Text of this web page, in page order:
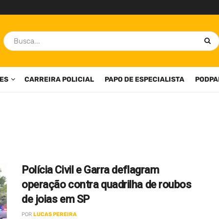
CARREIRA POLICIAL PAPO DE ESPECIALISTA
Polícia Civil e Garra deflagram
operação contra quadrilha de roubos
de joias em SP
POR LUCAS PEREIRA